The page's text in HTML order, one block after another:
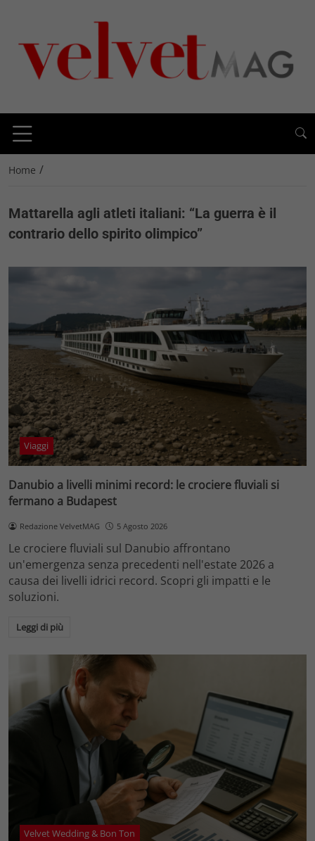
Home /
Mattarella agli atleti italiani: “La guerra è il
contrario dello spirito olimpico”
Viaggi
Danubio a livelli minimi record: le crociere fluviali si
fermano a Budapest
Redazione VelvetMAG 5 Agosto 2026
Le crociere fluviali sul Danubio affrontano
un'emergenza senza precedenti nell'estate 2026 a
causa dei livelli idrici record. Scopri gli impatti e le
soluzioni.
Leggi di più
Velvet Wedding & Bon Ton